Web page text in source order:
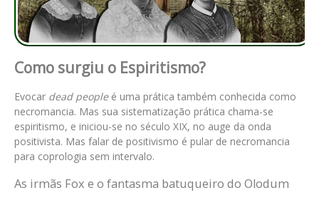
Como surgiu o Espiritismo?
Evocar dead peopleé uma prática também conhecida como
necromancia. Mas sua sistematização prática chama-se
espiritismo, e iniciou-se no século XIX, no auge da onda
positivista. Mas falar de positivismo é pular de necromancia
para coprologia sem intervalo.
As irmãs Fox e o fantasma batuqueiro do Olodum